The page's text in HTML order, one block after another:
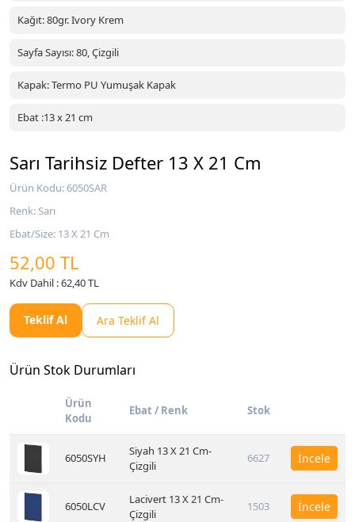
Kağıt: 80gr. Ivory Krem
Sayfa Sayısı: 80, Çizgili
Kapak: Termo PU Yumuşak Kapak
Ebat :13 x 21 cm
Sarı Tarihsiz Defter 13 X 21 Cm
Ürün Kodu: 6050SAR
Renk: Sarı
Ebat/Size: 13 X 21 Cm
52,00 TL
Kdv Dahil : 62,40 TL
Teklif Al Ara Teklif Al
Ürün Stok Durumları
Ürün
Kodu
Ebat / Renk Stok
6050SYH
Siyah 13 X 21 Cm-
Çizgili
6627 İncele
6050LCV
Lacivert 13 X 21 Cm-
Çizgili
1503 İncele